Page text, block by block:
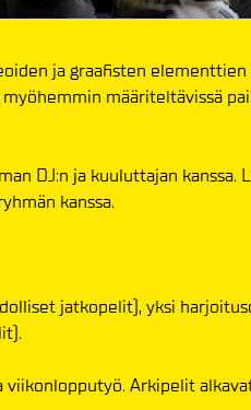
ja graafisten
määriteltävissä
DJ:n ja kuuluttajan kanssa.
kanssa.
jatkopelit), yksi
viikonlopputyö. Arkipelit